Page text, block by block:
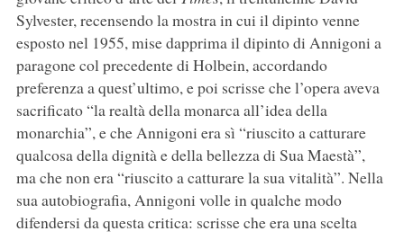
Sylvester, recensendo la mostra in cui il dipinto venne
esposto nel 1955, mise dapprima il dipinto di Annigoni a
paragone col precedente di Holbein, accordando
preferenza a quest’ultimo, e poi scrisse che l’opera aveva
sacrificato “la realtà della monarca all’idea della
monarchia”, e che Annigoni era sì “riuscito a catturare
qualcosa della dignità e della bellezza di Sua Maestà”,
ma che non era “riuscito a catturare la sua vitalità”. Nella
sua autobiografia, Annigoni volle in qualche modo
difendersi da questa critica: scrisse che era una scelta